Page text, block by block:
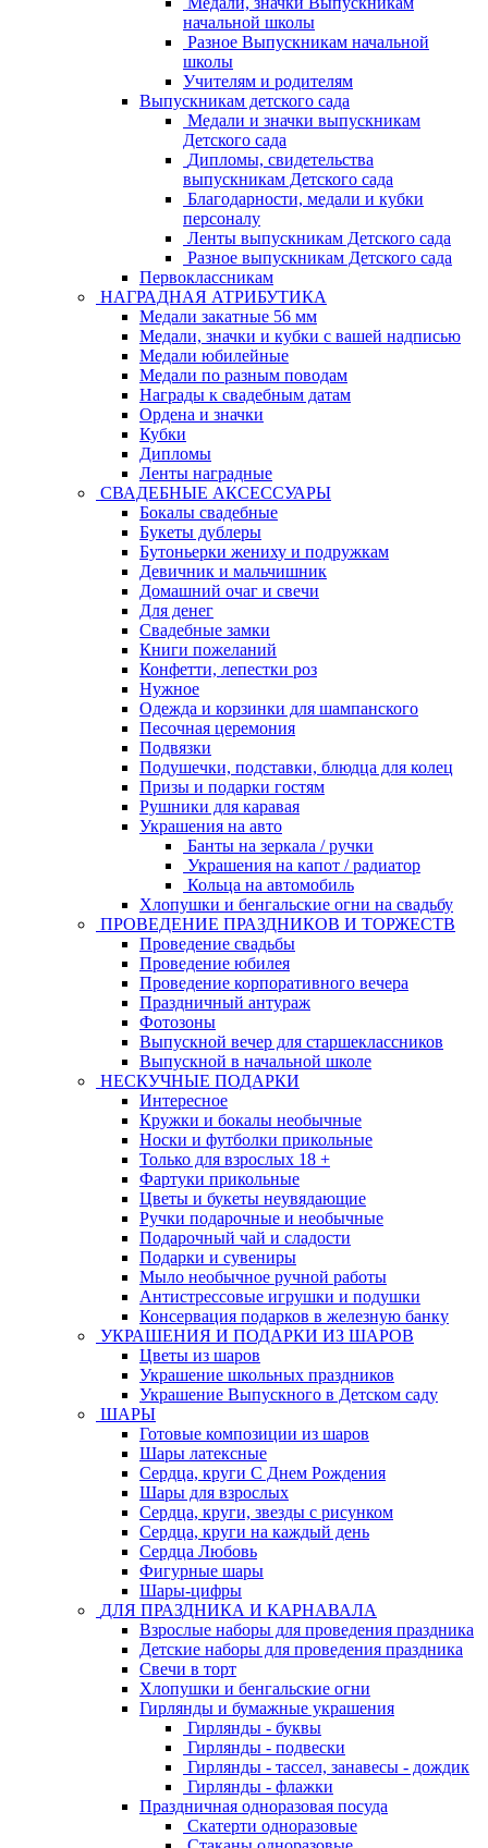
начальной школы
Разное Выпускникам начальной
школы
Учителям и родителям
Выпускникам детского сада
Медали и значки выпускникам
Детского сада
Дипломы, свидетельства
выпускникам Детского сада
Благодарности, медали и кубки
персоналу
Ленты выпускникам Детского сада
Разное выпускникам Детского сада
Первоклассникам
НАГРАДНАЯ АТРИБУТИКА
Медали закатные 56 мм
Медали, значки и кубки с вашей надписью
Медали юбилейные
Медали по разным поводам
Награды к свадебным датам
Ордена и значки
Кубки
Дипломы
Ленты наградные
СВАДЕБНЫЕ АКСЕССУАРЫ
Бокалы свадебные
Букеты дублеры
Бутоньерки жениху и подружкам
Девичник и мальчишник
Домашний очаг и свечи
Для денег
Свадебные замки
Книги пожеланий
Конфетти, лепестки роз
Нужное
Одежда и корзинки для шампанского
Песочная церемония
Подвязки
Подушечки, подставки, блюдца для колец
Призы и подарки гостям
Рушники для каравая
Украшения на авто
Банты на зеркала / ручки
Украшения на капот / радиатор
Кольца на автомобиль
Хлопушки и бенгальские огни на свадьбу
ПРОВЕДЕНИЕ ПРАЗДНИКОВ И ТОРЖЕСТВ
Проведение свадьбы
Проведение юбилея
Проведение корпоративного вечера
Праздничный антураж
Фотозоны
Выпускной вечер для старшеклассников
Выпускной в начальной школе
НЕСКУЧНЫЕ ПОДАРКИ
Интересное
Кружки и бокалы необычные
Носки и футболки прикольные
Только для взрослых 18 +
Фартуки прикольные
Цветы и букеты неувядающие
Ручки подарочные и необычные
Подарочный чай и сладости
Подарки и сувениры
Мыло необычное ручной работы
Антистрессовые игрушки и подушки
Консервация подарков в железную банку
УКРАШЕНИЯ И ПОДАРКИ ИЗ ШАРОВ
Цветы из шаров
Украшение школьных праздников
Украшение Выпускного в Детском саду
ШАРЫ
Готовые композиции из шаров
Шары латексные
Сердца, круги С Днем Рождения
Шары для взрослых
Сердца, круги, звезды с рисунком
Сердца, круги на каждый день
Сердца Любовь
Фигурные шары
Шары-цифры
ДЛЯ ПРАЗДНИКА И КАРНАВАЛА
Взрослые наборы для проведения праздника
Детские наборы для проведения праздника
Свечи в торт
Хлопушки и бенгальские огни
Гирлянды и бумажные украшения
Гирлянды - буквы
Гирлянды - подвески
Гирлянды - тассел, занавесы - дождик
Гирлянды - флажки
Праздничная одноразовая посуда
Скатерти одноразовые